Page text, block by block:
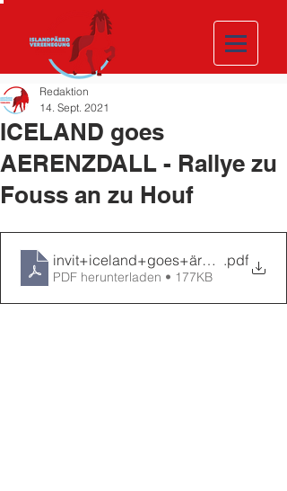
ICELAND goes
AERENZDALL - Rallye zu
Fouss an zu Houf
Redaktion
14. Sept. 2021
invit+iceland+goes+ärenzdall
.pdf
PDF herunterladen • 177KB